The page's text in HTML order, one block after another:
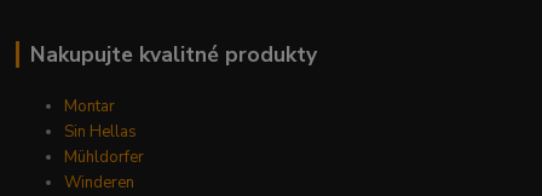
Nakupujte kvalitné produkty
Montar
Sin Hellas
Mühldorfer
Winderen